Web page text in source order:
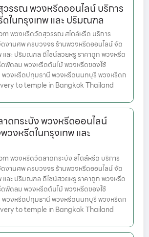
รรณ พวงหรีดออนไลน์ บริการ
ในกรุงเทพ และ ปริมณฑล
พวงหรีดวัดสุวรรณ สไตล์หรีด บริการ
งานศพ ครบวงจร ร้านพวงหรีดออนไลน์ จัด
และ ปริมณฑล ดีไซน์สวยหรู ราคาถูก พวงหรีด
พัดลม พวงหรีดต้นไม้ พวงหรีดของใช้
พวงหรีดปทุมธานี พวงหรีดนนทบุรี พวงหรีดก
to temple in Bangkok Thailand
ดกระบัง พวงหรีดออนไลน์
วงหรีดในกรุงเทพ และ
พวงหรีดวัดลาดกระบัง สไตล์หรีด บริการ
งานศพ ครบวงจร ร้านพวงหรีดออนไลน์ จัด
และ ปริมณฑล ดีไซน์สวยหรู ราคาถูก พวงหรีด
พัดลม พวงหรีดต้นไม้ พวงหรีดของใช้
พวงหรีดปทุมธานี พวงหรีดนนทบุรี พวงหรีดก
to temple in Bangkok Thailand